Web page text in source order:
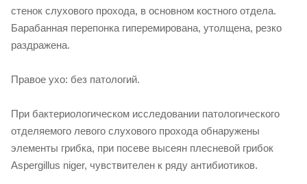
стенок слухового прохода, в основном костного отдела.
Барабанная перепонка гиперемирована, утолщена, резко
раздражена.
Правое ухо: без патологий.
При бактериологическом исследовании патологического
отделяемого левого слухового прохода обнаружены
элементы грибка, при посеве высеян плесневой грибок
Aspergillus niger, чувствителен к ряду антибиотиков.